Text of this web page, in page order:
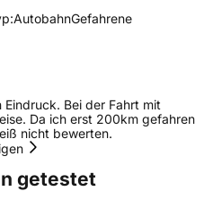
AutobahnGefahrene
Eindruck. Bei der Fahrt mit
Da ich erst 200km gefahren
nicht bewerten.
getestet